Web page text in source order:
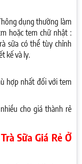
dụng thường làm
hoặc tem chữ nhật :
sữa có thể tùy chỉnh
kế và ly.
hợp nhất đối với tem
cho giá thành rẻ
Sữa Giá Rẻ Ở